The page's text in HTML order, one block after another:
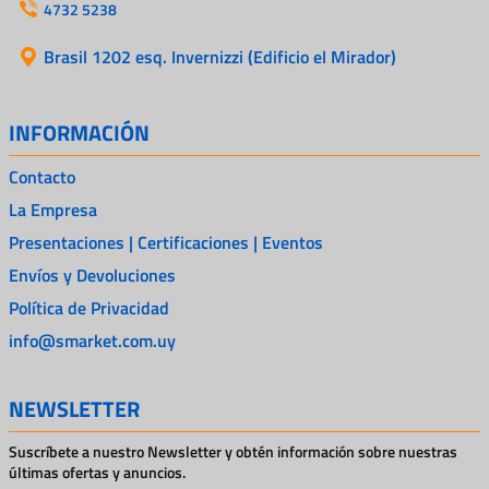
4732 5238
Brasil 1202 esq. Invernizzi (Edificio el Mirador)
INFORMACIÓN
Contacto
La Empresa
Presentaciones | Certificaciones | Eventos
Envíos y Devoluciones
Política de Privacidad
info@smarket.com.uy
NEWSLETTER
Suscríbete a nuestro Newsletter y obtén información sobre nuestras
últimas ofertas y anuncios.